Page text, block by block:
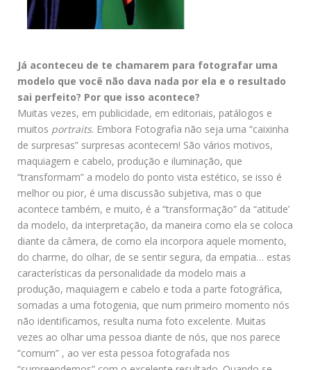
Já aconteceu de te chamarem para fotografar uma
modelo que você não dava nada por ela e o resultado
sai perfeito? Por que isso acontece?
Muitas vezes, em publicidade, em editoriais, patálogos e
muitos portraits. Embora Fotografia não seja uma “caixinha
de surpresas” surpresas acontecem! São vários motivos,
maquiagem e cabelo, produção e iluminação, que
“transformam” a modelo do ponto vista estético, se isso é
melhor ou pior, é uma discussão subjetiva, mas o que
acontece também, e muito, é a “transformação” da “atitude’
da modelo, da interpretação, da maneira como ela se coloca
diante da câmera, de como ela incorpora aquele momento,
do charme, do olhar, de se sentir segura, da empatia… estas
características da personalidade da modelo mais a
produção, maquiagem e cabelo e toda a parte fotográfica,
somadas a uma fotogenia, que num primeiro momento nós
não identificamos, resulta numa foto excelente. Muitas
vezes ao olhar uma pessoa diante de nós, que nos parece
“comum” , ao ver esta pessoa fotografada nos